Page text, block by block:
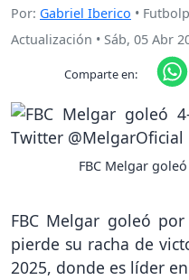
Por: Gabriel Iberico •
Actualización • Sáb, 05 Abr
Comparte en:
FBC Melgar
FBC Melgar goleó
pierde su racha de
2025, donde es líder